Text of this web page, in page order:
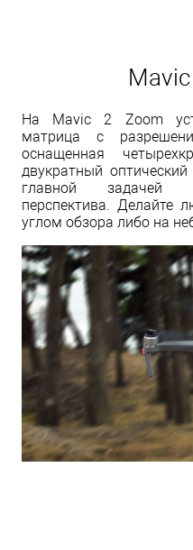
На Mavic 2 Zoom
матрица с
оснащенная
двукратный
главной задачей
перспектива.
углом обзора либо на